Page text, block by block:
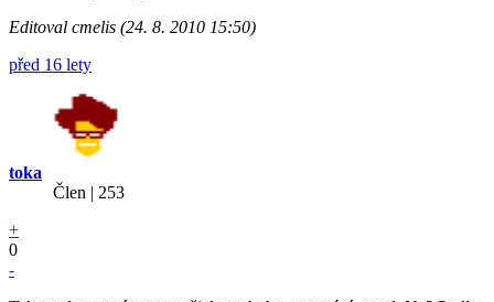
Editoval cmelis (24. 8. 2010 15:50)
před 16 lety
toka
Člen | 253
+
0
-